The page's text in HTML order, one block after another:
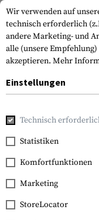
Home Ausrüstung
Wiley X
Nerve & PT-1
Wir verwenden auf
technisch erforderlich
andere Marketing- und
alle (unsere
akzeptieren. Mehr
Einstellungen
Technisch
Statistiken
Komfortfunktionen
Marketing
StoreLocator